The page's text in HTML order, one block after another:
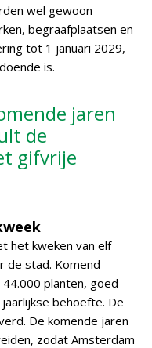
wel gewoon
begraafplaatsen en
tot 1 januari 2029,
is.
jaren
de
gifvrije
het kweken van elf
de stad. Komend
planten, goed
behoefte. De
De komende jaren
zodat Amsterdam